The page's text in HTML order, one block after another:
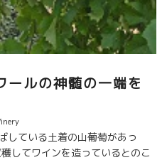
ールの神髄の一端を
している土着の山葡萄があっ
してワインを造っているとのこ